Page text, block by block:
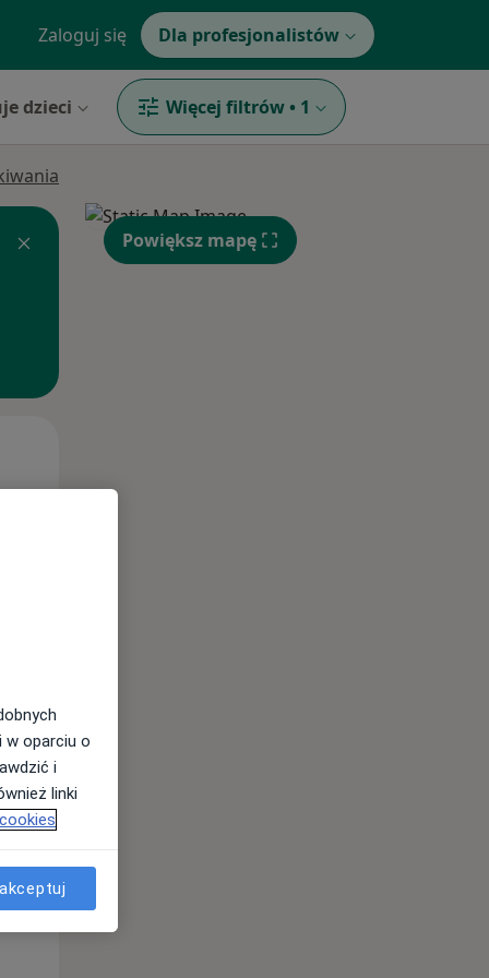
Zaloguj się Dla profesjonalistów
dzieci Więcej filtrów • 1
Pon,
Powiększ mapę
w oparciu o
i
linki